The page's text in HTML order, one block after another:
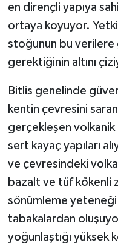
en dirençli yapıya
ortaya koyuyor.
stoğunun bu verilere
gerektiğinin altını
Bitlis genelinde
kentin çevresini
gerçekleşen
sert kayaç yapıları
ve çevresindeki
bazalt ve tüf kökenli
sönümleme yeteneği
tabakalardan
yoğunlaştığı yüksek